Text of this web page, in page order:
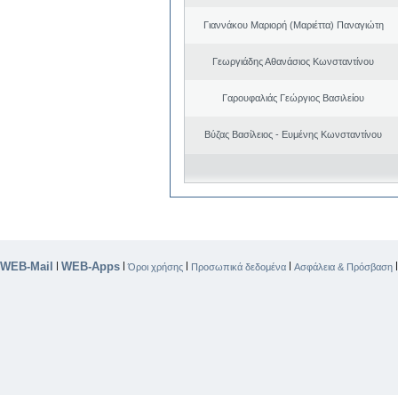
Γιαννάκου Μαριορή (Μαριέττα) Παναγιώτη
Γεωργιάδης Αθανάσιος Κωνσταντίνου
Γαρουφαλιάς Γεώργιος Βασιλείου
Βύζας Βασίλειος - Ευμένης Κωνσταντίνου
WEB-Mail | WEB-Apps |Όροι χρήσης | Προσωπικά δεδομένα | Ασφάλεια & Πρόσβαση